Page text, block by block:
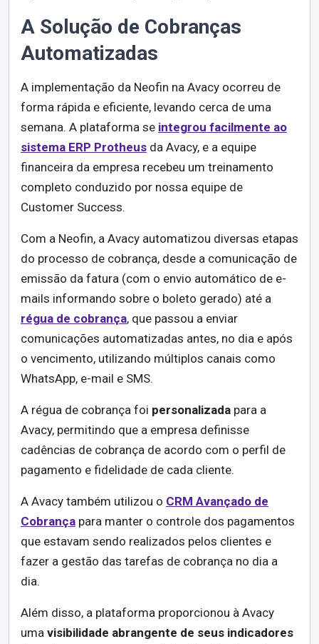
A Solução de Cobranças
Automatizadas
A implementação da Neofin na Avacy ocorreu de
forma rápida e eficiente, levando cerca de uma
semana. A plataforma se integrou facilmente ao
sistema ERP Protheus da Avacy, e a equipe
financeira da empresa recebeu um treinamento
completo conduzido por nossa equipe de
Customer Success.
Com a Neofin, a Avacy automatizou diversas etapas
do processo de cobrança, desde a comunicação de
emissão da fatura (com o envio automático de e-
mails informando sobre o boleto gerado) até a
régua de cobrança, que passou a enviar
comunicações automatizadas antes, no dia e após
o vencimento, utilizando múltiplos canais como
WhatsApp, e-mail e SMS.
A régua de cobrança foi personalizada para a
Avacy, permitindo que a empresa definisse
cadências de cobrança de acordo com o perfil de
pagamento e fidelidade de cada cliente.
A Avacy também utilizou o CRM Avançado de
Cobrança para manter o controle dos pagamentos
que estavam sendo realizados pelos clientes e
fazer a gestão das tarefas de cobrança no dia a
dia.
Além disso, a plataforma proporcionou à Avacy
uma visibilidade abrangente de seus indicadores